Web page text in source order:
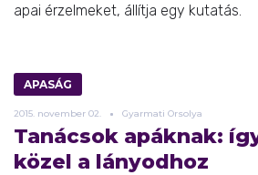
apai érzelmeket, állítja egy kutatás.
APASÁG
2015. november 02. Gyarmati Orsolya
Tanácsok apáknak:
közel a lányodhoz